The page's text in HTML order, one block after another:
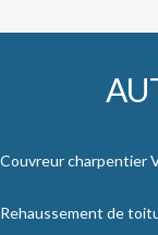
Couvreur charpentier
Rehaussement de